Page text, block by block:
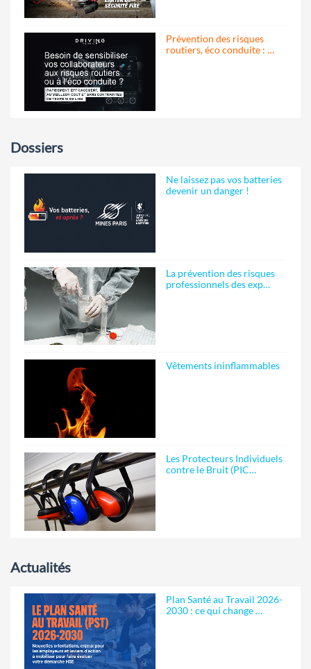
Prévention des risques
routiers, éco conduite : …
Dossiers
Ne laissez pas vos batteries
devenir un danger !
La prévention des risques
professionnels des exp…
Vêtements ininflammables
Les Protecteurs Individuels
contre le Bruit (PIC…
Actualités
Plan Santé au Travail 2026-
2030 : ce qui change …